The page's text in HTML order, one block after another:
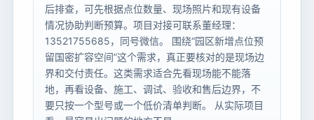
后排查，可先根据点位数量、现场照片和现有设备
情况协助判断预算。项目对接可联系董经理：
13521755685，同号微信。 围绕“园区新增点位预
留国密扩容空间”这个需求，真正要核对的是现场边
界和交付责任。这类需求适合先看现场能不能落
地，再看设备、施工、调试、验收和售后边界，不
要只按一个型号或一个低价清单判断。 从实际项目